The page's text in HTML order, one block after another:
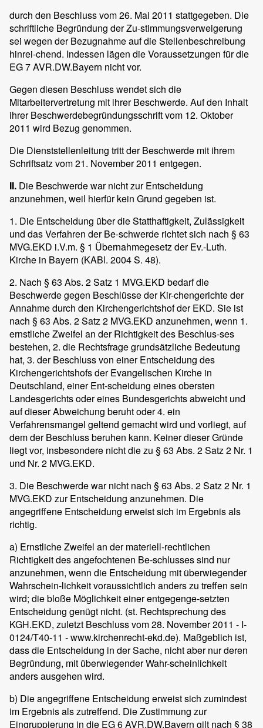
durch den Beschluss vom 26. Mai 2011 stattgegeben. Die
schriftliche Begründung der Zu-stimmungsverweigerung
sei wegen der Bezugnahme auf die Stellenbeschreibung
hinrei-chend. Indessen lägen die Voraussetzungen für die
EG 7 AVR.DW.Bayern nicht vor.
Gegen diesen Beschluss wendet sich die
Mitarbeitervertretung mit ihrer Beschwerde. Auf den Inhalt
ihrer Beschwerdebegründungsschrift vom 12. Oktober
2011 wird Bezug genommen.
Die Dienststellenleitung tritt der Beschwerde mit ihrem
Schriftsatz vom 21. November 2011 entgegen.
II. Die Beschwerde war nicht zur Entscheidung
anzunehmen, weil hierfür kein Grund gegeben ist.
1. Die Entscheidung über die Statthaftigkeit, Zulässigkeit
und das Verfahren der Be-schwerde richtet sich nach § 63
MVG.EKD i.V.m. § 1 Übernahmegesetz der Ev.-Luth.
Kirche in Bayern (KABl. 2004 S. 48).
2. Nach § 63 Abs. 2 Satz 1 MVG.EKD bedarf die
Beschwerde gegen Beschlüsse der Kir-chengerichte der
Annahme durch den Kirchengerichtshof der EKD. Sie ist
nach § 63 Abs. 2 Satz 2 MVG.EKD anzunehmen, wenn 1.
ernstliche Zweifel an der Richtigkeit des Beschlus-ses
bestehen, 2. die Rechtsfrage grundsätzliche Bedeutung
hat, 3. der Beschluss von einer Entscheidung des
Kirchengerichtshofs der Evangelischen Kirche in
Deutschland, einer Ent-scheidung eines obersten
Landesgerichts oder eines Bundesgerichts abweicht und
auf dieser Abweichung beruht oder 4. ein
Verfahrensmangel geltend gemacht wird und vorliegt, auf
dem der Beschluss beruhen kann. Keiner dieser Gründe
liegt vor, insbesondere nicht die zu § 63 Abs. 2 Satz 2 Nr. 1
und Nr. 2 MVG.EKD.
3. Die Beschwerde war nicht nach § 63 Abs. 2 Satz 2 Nr. 1
MVG.EKD zur Entscheidung anzunehmen. Die
angegriffene Entscheidung erweist sich im Ergebnis als
richtig.
a) Ernstliche Zweifel an der materiell-rechtlichen
Richtigkeit des angefochtenen Be-schlusses sind nur
anzunehmen, wenn die Entscheidung mit überwiegender
Wahrschein-lichkeit voraussichtlich anders zu treffen sein
wird; die bloße Möglichkeit einer entgegenge-setzten
Entscheidung genügt nicht. (st. Rechtsprechung des
KGH.EKD, zuletzt Beschluss vom 28. November 2011 - I-
0124/T40-11 - www.kirchenrecht-ekd.de). Maßgeblich ist,
dass die Entscheidung in der Sache, nicht aber nur deren
Begründung, mit überwiegender Wahr-scheinlichkeit
anders ausgehen wird.
b) Die angegriffene Entscheidung erweist sich zumindest
im Ergebnis als zutreffend. Die Zustimmung zur
Eingruppierung in die EG 6 AVR.DW.Bayern gilt nach § 38